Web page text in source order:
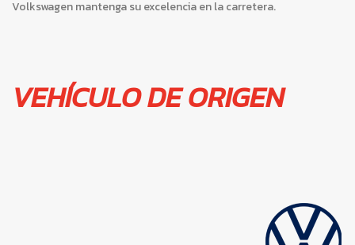
Volkswagen mantenga su excelencia en la carretera.
VEHÍCULO DE ORIGEN